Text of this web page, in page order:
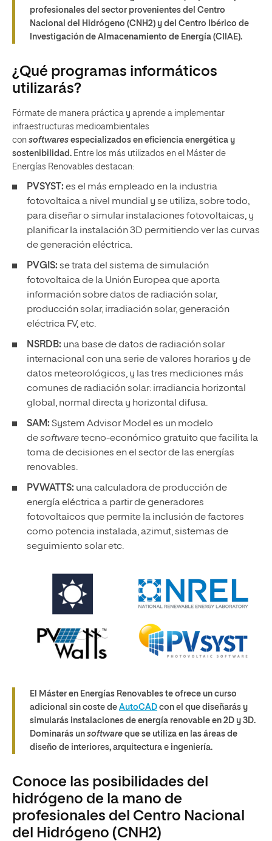
profesionales del sector provenientes del Centro
Nacional del Hidrógeno (CNH2) y del Centro Ibérico de
Investigación de Almacenamiento de Energía (CIIAE).
¿Qué programas informáticos
utilizarás?
Fórmate de manera práctica y aprende a implementar
infraestructuras medioambientales
con softwares especializados en eficiencia energética y
sostenibilidad. Entre los más utilizados en el Máster de
Energías Renovables destacan:
PVSYST: es el más empleado en la industria
fotovoltaica a nivel mundial y se utiliza, sobre todo,
para diseñar o simular instalaciones fotovoltaicas, y
planificar la instalación 3D permitiendo ver las curvas
de generación eléctrica.
PVGIS: se trata del sistema de simulación
fotovoltaica de la Unión Europea que aporta
información sobre datos de radiación solar,
producción solar, irradiación solar, generación
eléctrica FV, etc.
NSRDB: una base de datos de radiación solar
internacional con una serie de valores horarios y de
datos meteorológicos, y las tres mediciones más
comunes de radiación solar: irradiancia horizontal
global, normal directa y horizontal difusa.
SAM: System Advisor Model es un modelo
desoftwaretecno-económico gratuito que facilita la
toma de decisiones en el sector de las energías
renovables.
PVWATTS: una calculadora de producción de
energía eléctrica a partir de generadores
fotovoltaicos que permite la inclusión de factores
como potencia instalada, azimut, sistemas de
seguimiento solar etc.
El Máster en Energías Renovables te ofrece un curso
adicional sin coste de AutoCAD con el que diseñarás y
simularás instalaciones de energía renovable en 2D y 3D.
Dominarás un software que se utiliza en las áreas de
diseño de interiores, arquitectura e ingeniería.
Conoce las posibilidades del
hidrógeno de la mano de
profesionales del Centro Nacional
del Hidrógeno (CNH2)